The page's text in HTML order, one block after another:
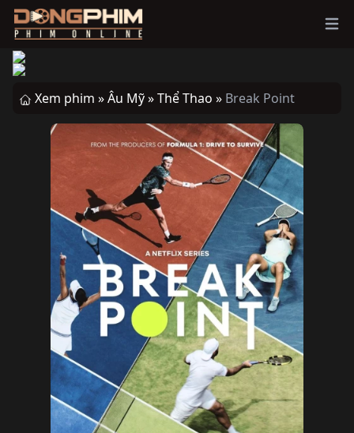
Xem phim »Âu Mỹ »Thể Thao » Break Point